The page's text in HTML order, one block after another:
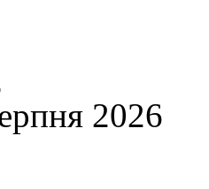
2026